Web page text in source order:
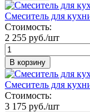
Смеситель для
Стоимость:
2 255 руб./шт
В корзину
Смеситель для
Стоимость:
3 175 руб./шт